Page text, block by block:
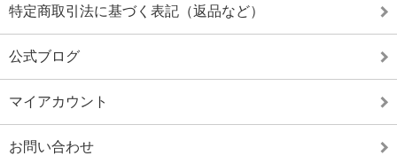
特定商取引法に基づく表記（返品など）
公式ブログ
マイアカウント
お問い合わせ